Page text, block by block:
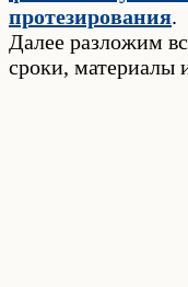
протезирования.
Далее разложим
сроки,